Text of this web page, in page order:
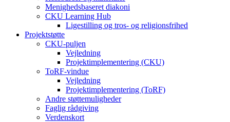
Menighedsbaseret diakoni
CKU Learning Hub
Ligestilling og tros- og religionsfrihed
Projektstøtte
CKU-puljen
Vejledning
Projektimplementering (CKU)
ToRF-vindue
Vejledning
Projektimplementering (ToRF)
Andre støttemuligheder
Faglig rådgiving
Verdenskort